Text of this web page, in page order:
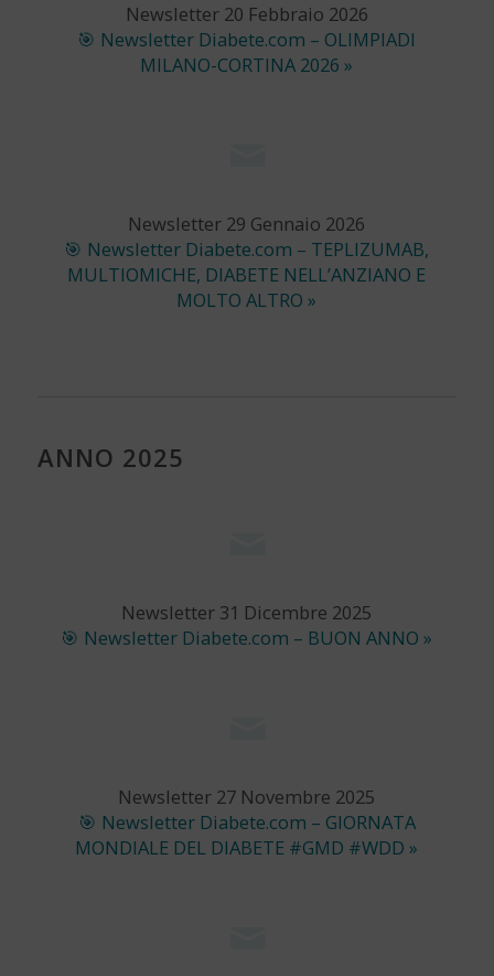
Newsletter 20 Febbraio 2026
🎯 Newsletter Diabete.com – OLIMPIADI
MILANO-CORTINA 2026 »
Newsletter 29 Gennaio 2026
🎯 Newsletter Diabete.com – TEPLIZUMAB,
MULTIOMICHE, DIABETE NELL’ANZIANO E
MOLTO ALTRO »
ANNO 2025
Newsletter 31 Dicembre 2025
🎯 Newsletter Diabete.com – BUON ANNO »
Newsletter 27 Novembre 2025
🎯 Newsletter Diabete.com – GIORNATA
MONDIALE DEL DIABETE #GMD #WDD »